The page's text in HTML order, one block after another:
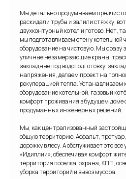
Мы детально продумываем
раскидали трубы и залили стяжку,
двухконтурный котел и готово. Нет,
мы подготавливаем стену котельной
оборудование на чистовую. Мы сразу
уличные незамерзающие краны,
закладные под водоподготовку,
напряжения, делаем проект на
рекуперацией тепла. Устанавливаем
оборудование котельной, газовый
комфорт проживания в будущем доме
продуманных инженерных решений.
Мы, как централизованный
общую территорию. Асфальт,
дорожку в лесу. А обслуживает это
«Идиллии», обеспечивая комфорт
территория поселка, охрана, КПП,
уборка территорий и вывоз мусора.